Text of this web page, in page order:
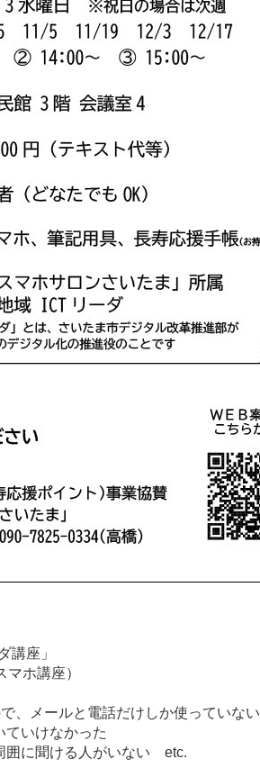
講座」
ホ講座）
、メールと電話だけしか使っていない
ていけなかった
囲に聞ける人がいない etc.